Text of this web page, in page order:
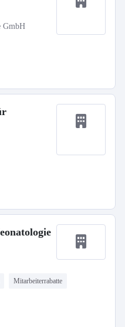
GmbH
Mitarbeiterrabatte